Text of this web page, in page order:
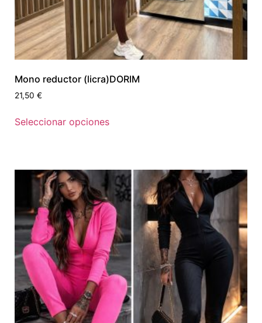
Mono reductor (licra)DORIM
21,50 €
Seleccionar opciones